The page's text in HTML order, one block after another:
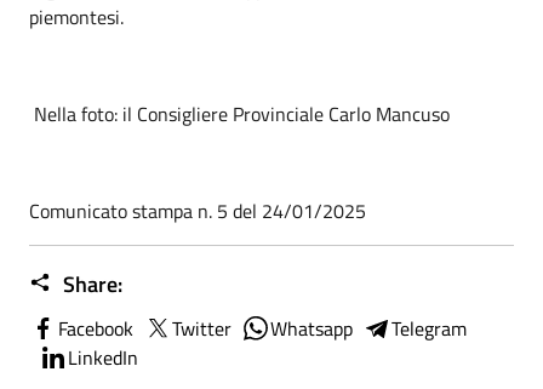
piemontesi.
Nella foto: il Consigliere Provinciale Carlo Mancuso
Comunicato stampa n. 5 del 24/01/2025
Share:
Facebook Twitter Whatsapp
Telegram
LinkedIn